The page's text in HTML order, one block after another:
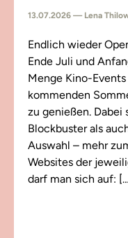
13.07.2026 — Lena
Endlich wieder
Ende Juli und
Menge Kino-
kommenden
zu genießen. Dabei
Blockbuster als
Auswahl – mehr
Websites der
darf man sich auf: